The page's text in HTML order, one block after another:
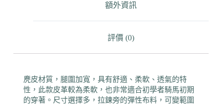
額外資訊
評價 (0)
麂皮材質，腿圍加寬，具有舒適、柔軟、透氣的特
性，此款皮革較為柔軟，也非常適合初學者騎馬初期
的穿著。尺寸選擇多，拉鍊旁的彈性布料，可變範圍